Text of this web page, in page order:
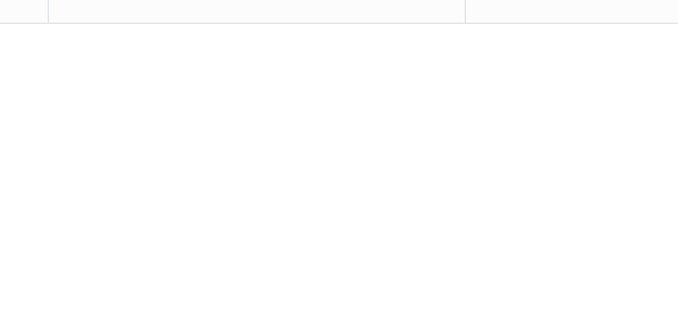
selv projekter